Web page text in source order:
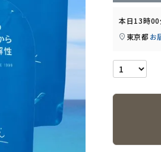
本日13時00
東京都 お